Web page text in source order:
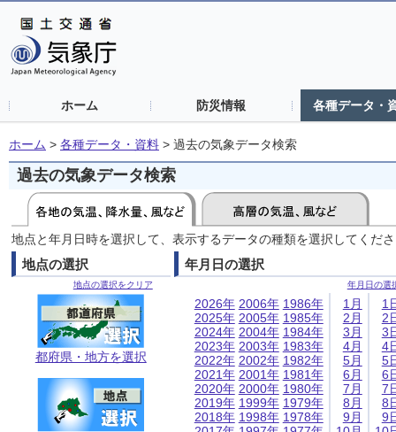
ホーム 防災情報 各種データ・
ホーム > 各種データ・資料 > 過去の気象データ検索
過去の気象データ検索
地点と年月日時を選択して、表示するデータの種類を選択してくだ
地点の選択
地点の選択をクリア
都府県・地方を選択
年月日の選択
年月日の選
2026年
2025年
2024年
2023年
2022年
2021年
2020年
2019年
2018年
2006年
2005年
2004年
2003年
2002年
2001年
2000年
1999年
1998年
1986年
1985年
1984年
1983年
1982年
1981年
1980年
1979年
1978年
1月
2月
3月
4月
5月
6月
7月
8月
9月
1
2
3
4
5
6
7
8
9